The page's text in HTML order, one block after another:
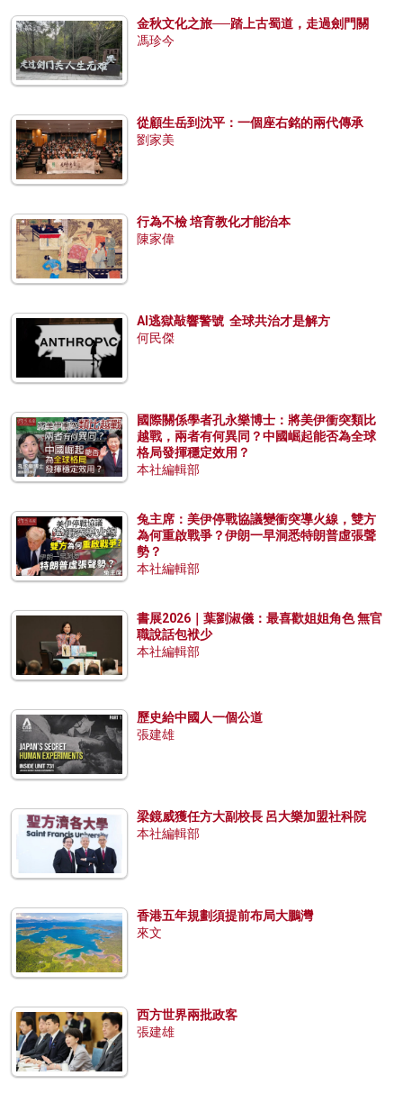
金秋文化之旅──踏上古蜀道，走過劍門關
馮珍今
從顧生岳到沈平：一個座右銘的兩代傳承
劉家美
行為不檢 培育教化才能治本
陳家偉
AI逃獄敲響警號 全球共治才是解方
何民傑
國際關係學者孔永樂博士：將美伊衝突類比
越戰，兩者有何異同？中國崛起能否為全球
格局發揮穩定效用？
本社編輯部
兔主席：美伊停戰協議變衝突導火線，雙方
為何重啟戰爭？伊朗一早洞悉特朗普虛張聲
勢？
本社編輯部
書展2026｜葉劉淑儀：最喜歡姐姐角色 無官
職說話包袱少
本社編輯部
歷史給中國人一個公道
張建雄
梁鏡威獲任方大副校長 呂大樂加盟社科院
本社編輯部
香港五年規劃須提前布局大鵬灣
來文
西方世界兩批政客
張建雄